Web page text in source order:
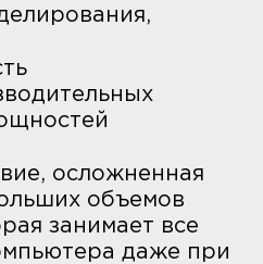
осложненная
объемов
занимает все
даже при